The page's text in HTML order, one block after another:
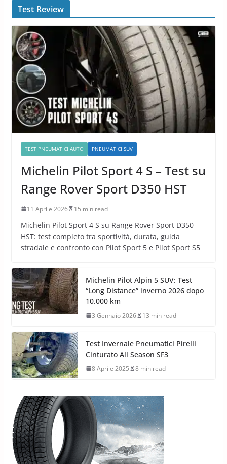
Test Review
TEST PNEUMATICI AUTO PNEUMATICI SUV
Michelin Pilot Sport 4 S – Test su
Range Rover Sport D350 HST
11 Aprile 2026 15 min read
Michelin Pilot Sport 4 S su Range Rover Sport D350
HST: test completo tra sportività, durata, guida
stradale e confronto con Pilot Sport 5 e Pilot Sport S5
Michelin Pilot Alpin 5 SUV: Test
“Long Distance” inverno 2026 dopo
10.000 km
3 Gennaio 2026 13 min read
Test Invernale Pneumatici Pirelli
Cinturato All Season SF3
8 Aprile 2025 8 min read